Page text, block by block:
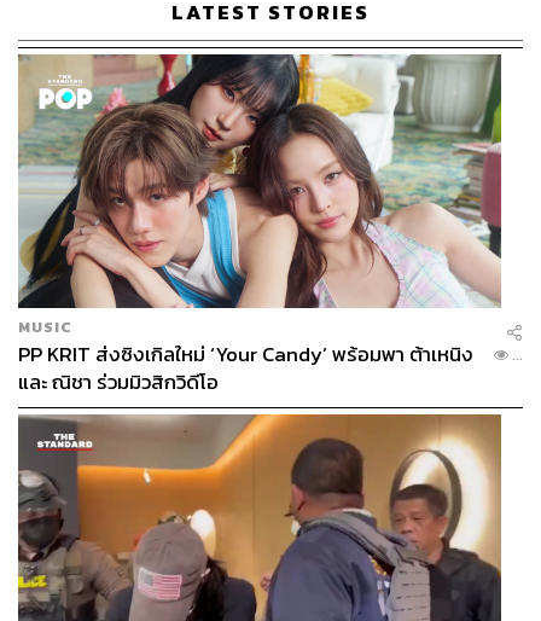
LATEST STORIES
MUSIC
PP KRIT ส่งซิงเกิลใหม่ ‘Your Candy’ พร้อมพา ต้าเหนิง
และ ณิชา ร่วมมิวสิกวิดีโอ
...